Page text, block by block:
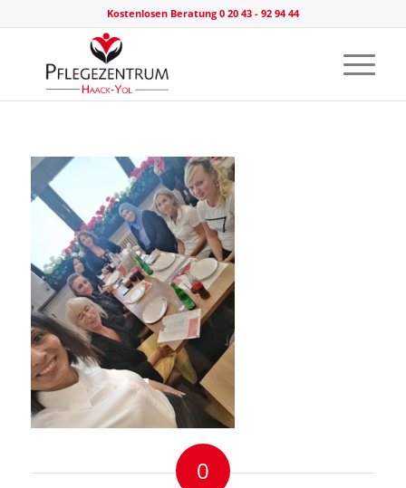
Kostenlosen Beratung 0 20 43 - 92 94 44
0